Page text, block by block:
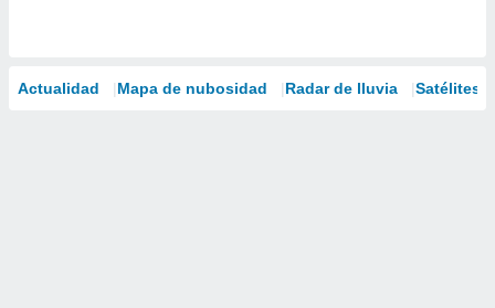
Actualidad Mapa de nubosidad Radar de lluvia Satélites